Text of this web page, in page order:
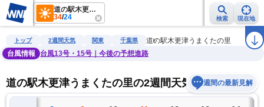
道の駅木更津うまくたの里
34/24 検索 現在地
雨雲レーダー 台風情報 地震情報 警報・注意報 2週間天気 ラ
トップ 2週間天気 関東 千葉県
道の駅木更津うまくたの里
台風情報
台風13号・15号｜今後の予想進路
道の駅木更津うまくたの里の2週間天気予報週間の最新見解